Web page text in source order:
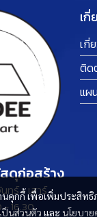
นคุกกี้ เพื่อเพิ่มประสิท
ป็นส่วนตัว และ นโยบาย
ดุก่อสร้าง
ทร์ - เสาร์
- 16.30
เ
เกี่
ติด
แผ